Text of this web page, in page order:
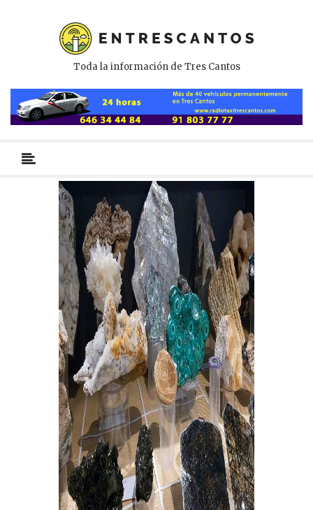
Toda la información de Tres Cantos
primario